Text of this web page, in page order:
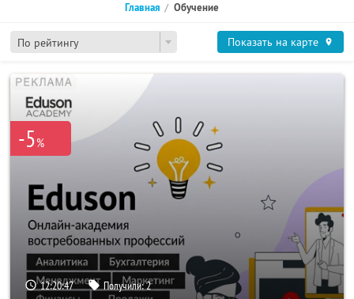
По рейтингу
Главная Обучение
Показать на карте
-5%
12:20:44 Получили:2